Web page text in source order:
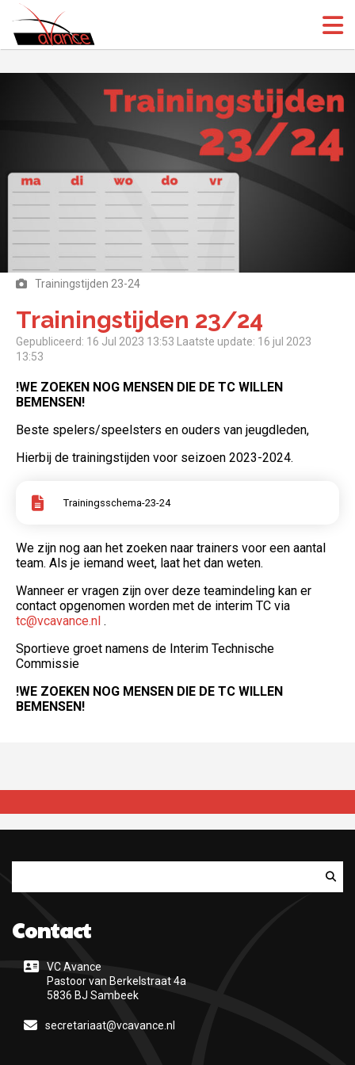
Trainingstijden 23-24
Trainingstijden 23/24
Gepubliceerd: 16 Jul 2023 13:53
Laatste update: 16 jul 2023
13:53
!WE ZOEKEN NOG MENSEN DIE DE TC WILLEN
BEMENSEN!
Beste spelers/speelsters en ouders van jeugdleden,
Hierbij de trainingstijden voor seizoen 2023-2024.
Trainingsschema-23-24
(Opent een nieuwe pagina)
We zijn nog aan het zoeken naar trainers voor een aantal
team. Als je iemand weet, laat het dan weten.
Wanneer er vragen zijn over deze teamindeling kan er
contact opgenomen worden met de interim TC via
tc@vcavance.nl .
Sportieve groet namens de Interim Technische
Commissie
!WE ZOEKEN NOG MENSEN DIE DE TC WILLEN
BEMENSEN!
Contact
VC Avance
Pastoor van Berkelstraat 4a
5836 BJ Sambeek
secretariaat@vcavance.nl